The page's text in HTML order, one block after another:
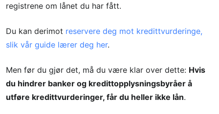
registrene om lånet du har fått.
Du kan derimot reservere deg mot kredittvurderinge,
slik vår guide lærer deg her.
Men før du gjør det, må du være klar over dette: Hvis
du hindrer banker og kredittopplysningsbyråer å
utføre kredittvurderinger, får du heller ikke lån.